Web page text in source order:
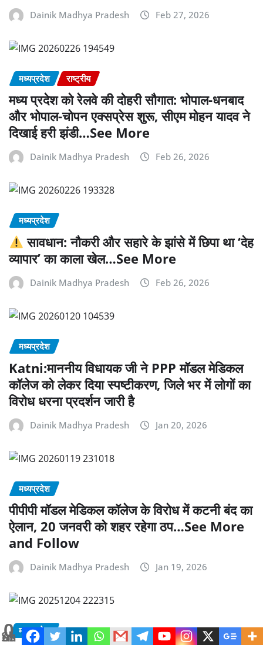
0
Shares
Dainik Madhya Pradesh Feb 27, 2026
मध्यप्रदेश राष्ट्रीय
मध्य प्रदेश को रेलवे की दोहरी सौगात: भोपाल-धनबाद
और भोपाल-चोपन एक्सप्रेस शुरू, सीएम मोहन यादव ने
दिखाई हरी झंडी…See More
Dainik Madhya Pradesh Feb 26, 2026
मध्यप्रदेश
सावधान: नौकरी और सहारे के झांसे में छिपा था ‘देह
व्यापार’ का काला खेल…See More
Dainik Madhya Pradesh Feb 26, 2026
मध्यप्रदेश
Katni:माननीय विधायक जी ने PPP मॉडल मेडिकल
कॉलेज को लेकर दिया स्पष्टीकरण, जिले भर में लोगों का
विरोध धरना प्रदर्शन जारी है
Dainik Madhya Pradesh Jan 20, 2026
मध्यप्रदेश
पीपीपी मॉडल मेडिकल कॉलेज के विरोध में कटनी बंद का
ऐलान, 20 जनवरी को शहर रहेगा ठप…See More
and Follow
Dainik Madhya Pradesh Jan 19, 2026
मध्यप्रदेश